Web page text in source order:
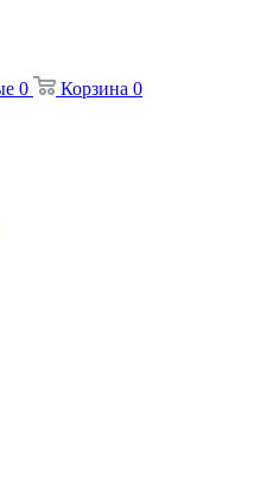
0 Корзина 0